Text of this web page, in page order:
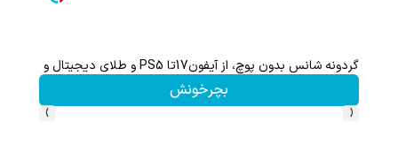
گردونه شانس بدون پوچ، از آیفون17تا PS5 و طلای دیجیتال و دلار🔥
بچرخونش
‹
›